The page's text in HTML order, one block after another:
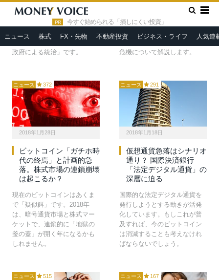
PR 今すぐ始められる「損しにくい投資」
ニュース 株式 FX・先物 不動産投資 ビジネス・ライフ 人気連
HOME » 『カレイドスコープ』のメルマガ
今年もドバイで「世界政府サ
ミット」が開かれましたが、
日本ではマスコミの沈黙によ
って知られていません。今年
政府による統治」です。
ビットコイン価格はごく少数
のマイナーと大口投資家に操
作されています。市場に出回
る量が極端に少ない理由とと
危機について解説します。
ニュース 372
2018年1月28日
ビットコイン「ガチホ時
代の終焉」と計画的急
落。株式市場の連鎖崩壊
は起こるか？
現在のビットコインはあくま
で「疑似餌」です。2018年
は、暗号通貨市場と株式マー
ケットで、連鎖的に「地獄の
釜の蓋」が開く年になるかも
しれません。
ニュース 291
2018年1月18日
仮想通貨急落はシナリオ
通り？ 国際決済銀行
「法定デジタル通貨」の
深層に迫る
国際的な法定デジタル通貨を
発行しようとする動きが活発
化しています。もしこれが普
及すれば、今のビットコイン
は消滅することも考えなけれ
ばならないでしょう。
ニュース 515 ニュース 167